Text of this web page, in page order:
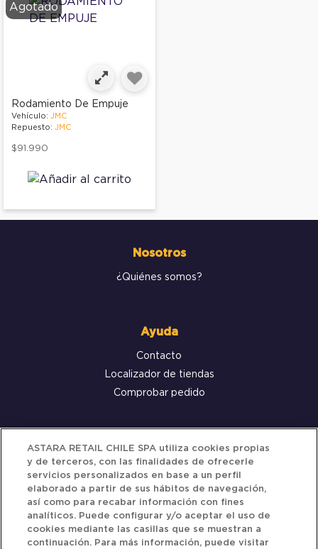
Agotado
Rodamiento De Empuje
Vehículo: JMC
Repuesto: JMC
$91.990
Nosotros
¿Quiénes somos?
Ayuda
Contacto
Localizador de tiendas
Comprobar pedido
Servicio al cliente
Términos y Condiciones
Política de privacidad
Política de Cookies
ASTARA RETAIL CHILE SPA utiliza cookies propias
y de terceros, con las finalidades de ofrecerle
servicios personalizados en base a un perfil
elaborado a partir de sus hábitos de navegación,
así como para recabar información con fines
analíticos. Puede configurar y/o aceptar el uso de
cookies mediante las casillas que se muestran a
continuación. Para más información, puede visitar